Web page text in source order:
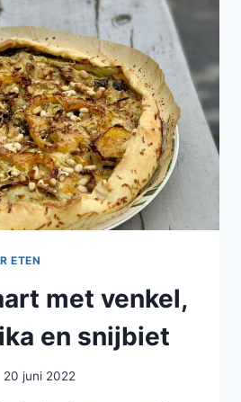
ETEN
met venkel,
en snijbiet
20 juni 2022